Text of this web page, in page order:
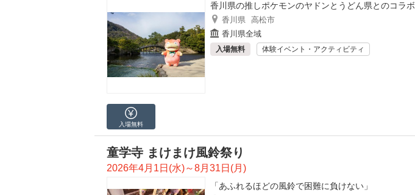
香川県の推しポケモンのヤドンとうどん県とのコラ
香川県 高松市
香川県全域
入場無料 体験イベント・アクティビティ
入場無料
童学寺 まけまけ風鈴祭り
2026年4月1日(水)～8月31日(月)
「あふれるほどの風鈴で困難に負けない」